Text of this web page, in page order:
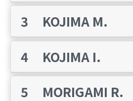
完
3
KOJIMA M.
4
KOJIMA I.
5
MORIGAMI R.